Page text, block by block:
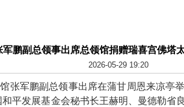
军鹏副总领事出席总领馆捐赠瑞喜宫佛塔
2026-05-29 19:20
张军鹏副总领事出席在蒲甘周恩来凉亭
平发展基金会秘书长王赫明、曼德勒省